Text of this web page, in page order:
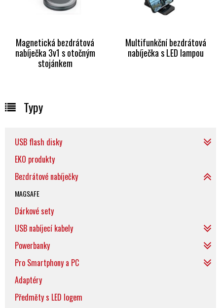
Magnetická bezdrátová
nabíječka 3v1 s otočným
stojánkem
Multifunkční bezdrátová
nabíječka s LED lampou
Typy
USB flash disky
EKO produkty
Bezdrátové nabíječky
MAGSAFE
Dárkové sety
USB nabíjecí kabely
Powerbanky
Pro Smartphony a PC
Adaptéry
Předměty s LED logem